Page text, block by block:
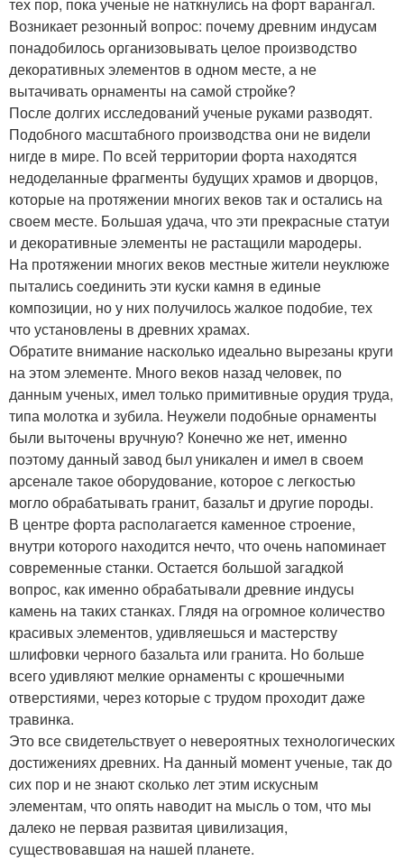
Возникает резонный вопрос: почему древним индусам
понадобилось организовывать целое производство
декоративных элементов в одном месте, а не
вытачивать орнаменты на самой стройке?
После долгих исследований ученые руками разводят.
Подобного масштабного производства они не видели
нигде в мире. По всей территории форта находятся
недоделанные фрагменты будущих храмов и дворцов,
которые на протяжении многих веков так и остались на
своем месте. Большая удача, что эти прекрасные статуи
и декоративные элементы не растащили мародеры.
На протяжении многих веков местные жители неуклюже
пытались соединить эти куски камня в единые
композиции, но у них получилось жалкое подобие, тех
что установлены в древних храмах.
Обратите внимание насколько идеально вырезаны круги
на этом элементе. Много веков назад человек, по
данным ученых, имел только примитивные орудия труда,
типа молотка и зубила. Неужели подобные орнаменты
были выточены вручную? Конечно же нет, именно
поэтому данный завод был уникален и имел в своем
арсенале такое оборудование, которое с легкостью
могло обрабатывать гранит, базальт и другие породы.
В центре форта располагается каменное строение,
внутри которого находится нечто, что очень напоминает
современные станки. Остается большой загадкой
вопрос, как именно обрабатывали древние индусы
камень на таких станках. Глядя на огромное количество
красивых элементов, удивляешься и мастерству
шлифовки черного базальта или гранита. Но больше
всего удивляют мелкие орнаменты с крошечными
отверстиями, через которые с трудом проходит даже
травинка.
Это все свидетельствует о невероятных технологических
достижениях древних. На данный момент ученые, так до
сих пор и не знают сколько лет этим искусным
элементам, что опять наводит на мысль о том, что мы
далеко не первая развитая цивилизация,
существовавшая на нашей планете.